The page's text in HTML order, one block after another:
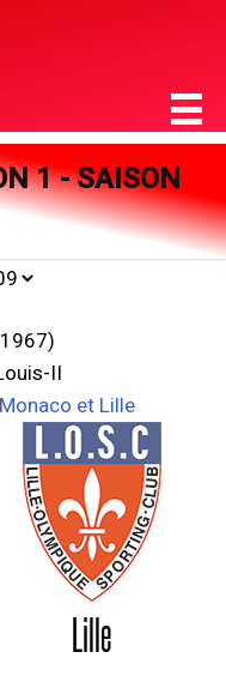
1 - SAISON
II
et Lille
Lille